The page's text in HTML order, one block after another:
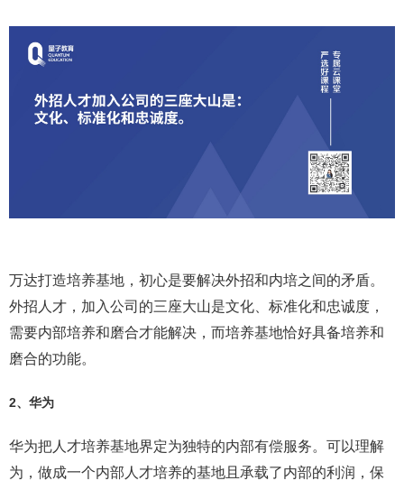
万达打造培养基地，初心是要解决外招和内培之间的矛盾。
外招人才，加入公司的三座大山是文化、标准化和忠诚度，
需要内部培养和磨合才能解决，而培养基地恰好具备培养和
磨合的功能。
2、华为
华为把人才培养基地界定为独特的内部有偿服务。可以理解
为，做成一个内部人才培养的基地且承载了内部的利润，保